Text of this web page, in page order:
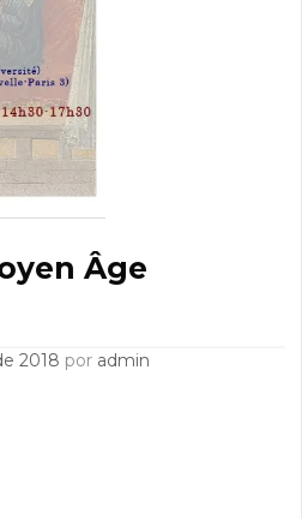
Âge
2018 por admin